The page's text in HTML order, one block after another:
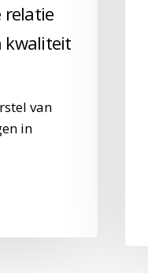
relatie
kwaliteit
van
in